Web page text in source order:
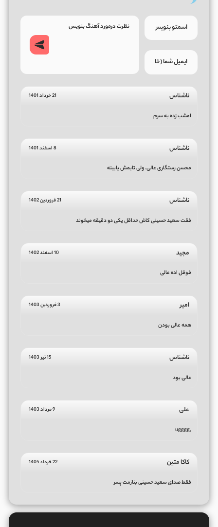
ناشناس 21 خرداد 1401
امشب زده به سرم
ناشناس 8 اسفند 1401
محسن رستگاری عالی. ولی تایمش پایینه
ناشناس 21 فروردین 1402
فقت سعید حسینی کاش حداقل یکی دو دقیقه میخوند
مجید 10 اسفند 1402
فوقل اده عالی
امیر 3 فروردین 1403
همه عالی بودن
ناشناس 15 تیر 1403
عالی بود
علی 9 مرداد 1403
,ugggg
کاکا متین 22 خرداد 1405
فقط صدای سعید حسینی بنازمت پسر